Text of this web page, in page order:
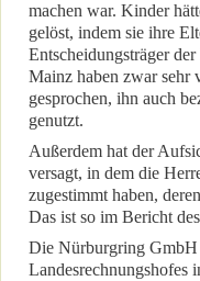
machen war. Kinder
gelöst, indem sie ihre
Entscheidungsträger
Mainz haben zwar sehr
gesprochen, ihn auch
genutzt.
Außerdem hat der
versagt, in dem die
zugestimmt haben,
Das ist so im Bericht
Die Nürburgring GmbH
Landesrechnungshofes